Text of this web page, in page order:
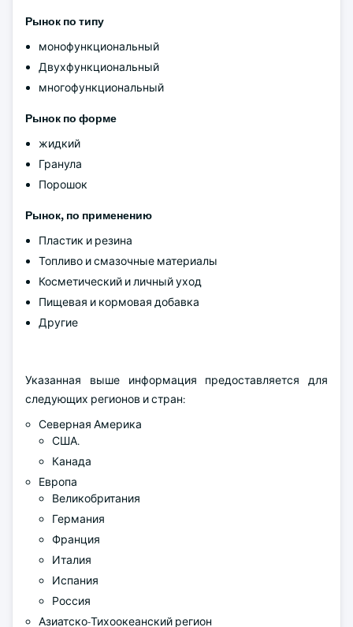
Рынок по типу
монофункциональный
Двухфункциональный
многофункциональный
Рынок по форме
жидкий
Гранула
Порошок
Рынок, по применению
Пластик и резина
Топливо и смазочные материалы
Косметический и личный уход
Пищевая и кормовая добавка
Другие
Указанная выше информация предоставляется для
следующих регионов и стран:
Северная Америка
США.
Канада
Европа
Великобритания
Германия
Франция
Италия
Испания
Россия
Азиатско-Тихоокеанский регион